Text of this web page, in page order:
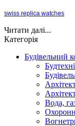
swiss replica watches
Читати далі...
Категорія
Будівельний
Вода,